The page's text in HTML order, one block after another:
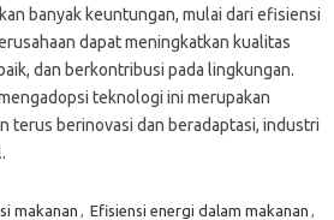
banyak keuntungan, mulai dari efisiensi
dapat meningkatkan kualitas
dan berkontribusi pada lingkungan.
teknologi ini merupakan
terus berinovasi dan beradaptasi, industri
makanan , Efisiensi energi dalam makanan ,